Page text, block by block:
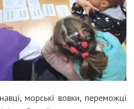
морські вовки, переможці